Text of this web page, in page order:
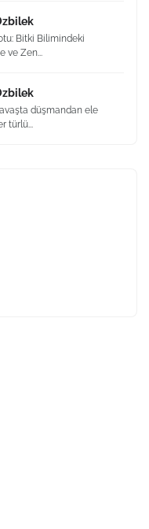
Bitki Bilimindeki
ve Zen...
düşmandan ele
türlü...